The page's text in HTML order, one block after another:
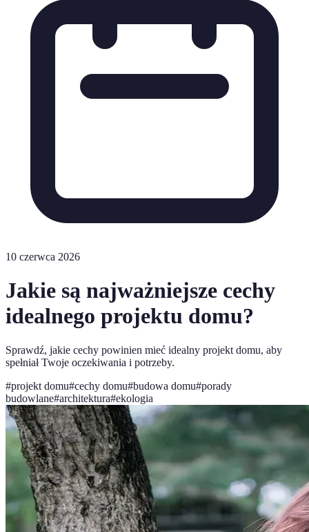
10 czerwca 2026
Jakie są najważniejsze cechy
idealnego projektu domu?
Sprawdź, jakie cechy powinien mieć idealny projekt domu, aby
spełniał Twoje oczekiwania i potrzeby.
#projekt domu#cechy domu#budowa domu#porady
budowlane#architektura#ekologia